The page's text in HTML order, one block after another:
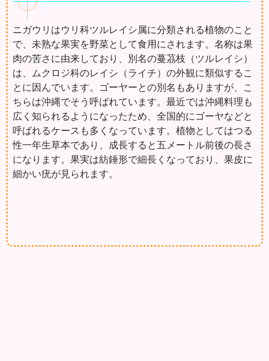
ニガウリはウリ科ツルレイシ属に分類される植物のこと
で、未熟な果実を野菜として食用にされます。名称は果
肉の苦さに由来しており、別名の蔓茘枝（ツルレイシ）
は、ムクロジ科のレイシ（ライチ）の外観に類似するこ
とに因んでいます。ゴーヤーとの別名もありますが、こ
ちらは沖縄でそう呼ばれています。最近では沖縄料理も
広く知られるようになったため、全国的にゴーヤなどと
呼ばれるケースも多くなっています。植物としてはつる
性一年生草本であり、成長すると五メートル前後の長さ
になります。果実は紡錘形で細長くなっており、果皮に
細かい疣が見られます。